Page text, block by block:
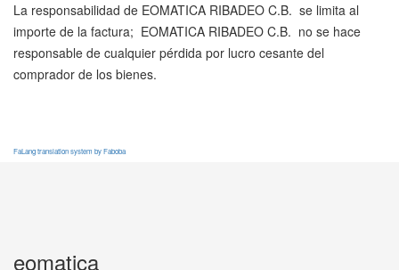
La responsabilidad de EOMATICA RIBADEO C.B. se limita al
importe de la factura; EOMATICA RIBADEO C.B. no se hace
responsable de cualquier pérdida por lucro cesante del
comprador de los bienes.
FaLang translation system by Faboba
eomatica